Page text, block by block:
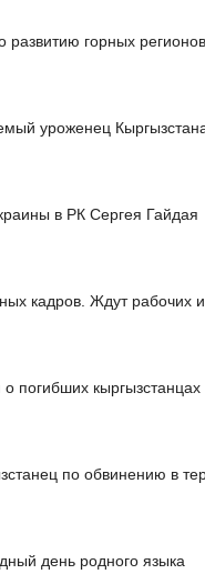
развитию горных регионов
уроженец
в РК Сергея Гайдая
кадров. Ждут рабочих
погибших кыргызстанцах
по обвинению в
день родного языка